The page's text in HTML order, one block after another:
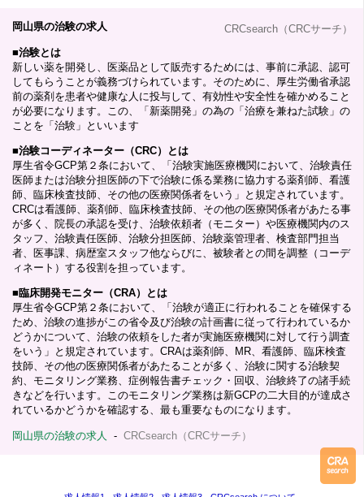
CRCsearch（CRCサーチ）
岡山県の治験の求人
■治験とは
新しい薬を開発し、医薬品として販売するためには、事前に承認、認可
してもらうことが義務づけられています。そのために、厚生労働省承認
前の薬剤を患者や健康な人に投与して、有効性や安全性を確かめること
が必要になります。この、「新薬開発」の為の「治療を兼ねた試験」の
ことを「治験」といいます
■治験コーディネーター（CRC）とは
厚生省令GCP第２条において、「治験実施医療機関において、治験責任
医師または治験分担医師の下で治験に係る業務に協力する薬剤師、看護
師、臨床検査技師、その他の医療関係者をいう」と規定されています。
CRCは看護師、薬剤師、臨床検査技師、その他の医療関係者があたる事
が多く、院長の承認を受け、治験依頼者（モニター）や医療機関内のス
タッフ、治験責任医師、治験分担医師、治験薬管理者、検査部門担当
者、医事課、病歴室スタッフ他ならびに、被験者との間を調整（コーデ
ィネート）する役割を担っています。
■臨床開発モニター（CRA）とは
厚生省令GCP第２条において、「治験が適正に行われることを確保する
ため、治験の進捗がこの省令及び治験の計画書に従って行われているか
どうかについて、治験の依頼をした者が実施医療機関に対して行う調査
をいう」と規定されています。CRAは薬剤師、MR、看護師、臨床検査
技師、その他の医療関係者があたることが多く、治験に関する治験契
約、モニタリング業務、症例報告書チェック・回収、治験終了の諸手続
きなどを行います。このモニタリング業務は新GCPの二大目的が達成さ
れているかどうかを確認する、最も重要なものになります。
岡山県の治験の求人 - CRCsearch（CRCサーチ）